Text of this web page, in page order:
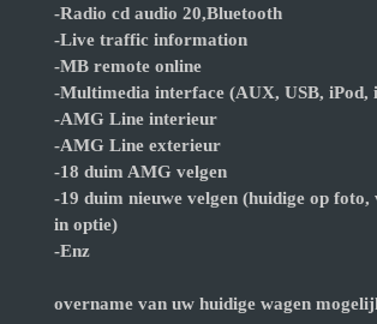
-Radio cd audio 20,Bluetooth
-Live traffic information
-MB remote online
-Multimedia interface (AUX, USB, iPod,
-AMG Line interieur
-AMG Line exterieur
-18 duim AMG velgen
-19 duim nieuwe velgen (huidige op
in optie)
-Enz
overname van uw huidige wagen